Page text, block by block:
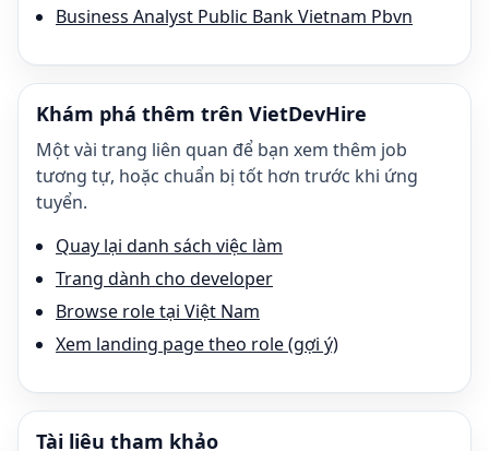
Business Analyst Public Bank Vietnam Pbvn
Khám phá thêm trên VietDevHire
Một vài trang liên quan để bạn xem thêm job
tương tự, hoặc chuẩn bị tốt hơn trước khi ứng
tuyển.
Quay lại danh sách việc làm
Trang dành cho developer
Browse role tại Việt Nam
Xem landing page theo role (gợi ý)
Tài liệu tham khảo